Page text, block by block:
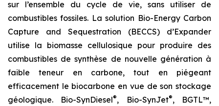
sur l’ensemble du cycle de vie, sans utiliser de
combustibles fossiles. La solution Bio-Energy Carbon
Capture and Sequestration (BECCS) d’Expander
utilise la biomasse cellulosique pour produire des
combustibles de synthèse de nouvelle génération à
faible teneur en carbone, tout en piégeant
efficacement le biocarbone en vue de son stockage
géologique. Bio-SynDiesel®, Bio-SynJet®, BGTL™,